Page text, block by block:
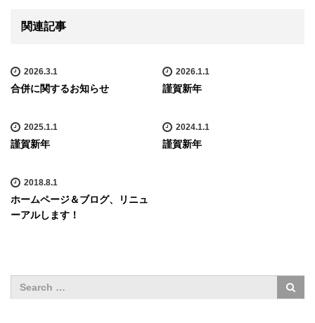
関連記事
2026.3.1
合併に関するお知らせ
2026.1.1
謹賀新年
2025.1.1
謹賀新年
2024.1.1
謹賀新年
2018.8.1
ホームページ＆ブログ、リニュ
ーアルします！